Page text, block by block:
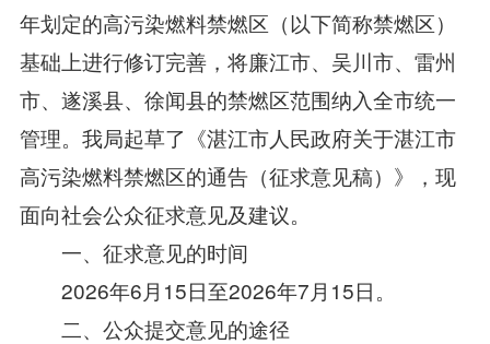
年划定的高污染燃料禁燃区（以下简称禁燃区）
基础上进行修订完善，将廉江市、吴川市、雷州
市、遂溪县、徐闻县的禁燃区范围纳入全市统一
管理。我局起草了《湛江市人民政府关于湛江市
高污染燃料禁燃区的通告（征求意见稿）》，现
面向社会公众征求意见及建议。
一、征求意见的时间
2026年6月15日至2026年7月15日。
二、公众提交意见的途径